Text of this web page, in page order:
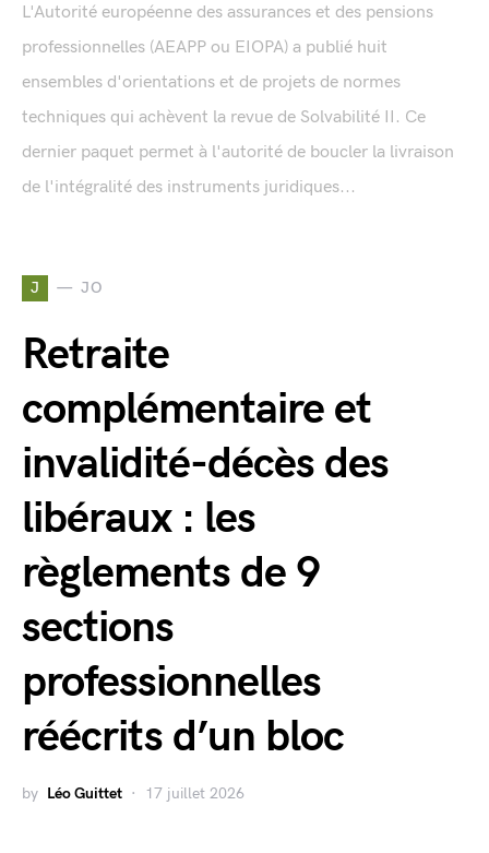
L'Autorité européenne des assurances et des pensions
professionnelles (AEAPP ou EIOPA) a publié huit
ensembles d'orientations et de projets de normes
techniques qui achèvent la revue de Solvabilité II. Ce
dernier paquet permet à l'autorité de boucler la livraison
de l'intégralité des instruments juridiques...
J JO
Retraite
complémentaire et
invalidité-décès des
libéraux : les
règlements de 9
sections
professionnelles
réécrits d’un bloc
by Léo Guittet 17 juillet 2026